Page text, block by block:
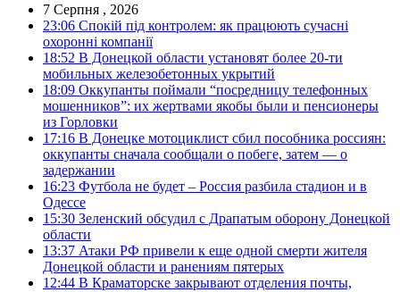
7 Серпня , 2026
23:06 Спокій під контролем: як працюють сучасні
охоронні компанії
18:52 В Донецкой области установят более 20-ти
мобильных железобетонных укрытий
18:09 Оккупанты поймали “посредницу телефонных
мошенников”: их жертвами якобы были и пенсионеры
из Горловки
17:16 В Донецке мотоциклист сбил пособника россиян:
оккупанты сначала сообщали о побеге, затем — о
задержании
16:23 Футбола не будет – Россия разбила стадион и в
Одессе
15:30 Зеленский обсудил с Драпатым оборону Донецкой
области
13:37 Атаки РФ привели к еще одной смерти жителя
Донецкой области и ранениям пятерых
12:44 В Краматорске закрывают отделения почты,